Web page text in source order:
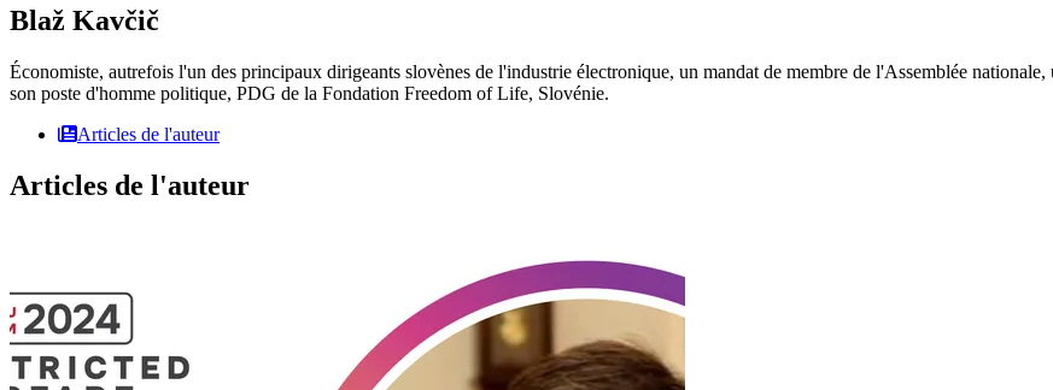
Blaž Kavčič
Économiste, autrefois l'un des principaux dirigeants slovènes de l'industrie électronique, un mandat de membre de l'Assemblée
son poste d'homme politique, PDG de la Fondation Freedom of Life, Slovénie.
Articles de l'auteur
Articles de l'auteur